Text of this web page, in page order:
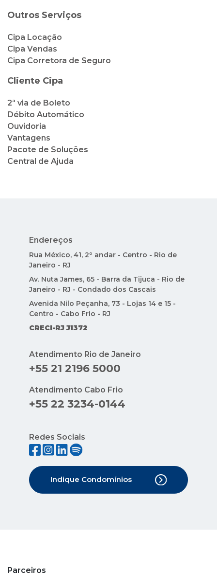
Outros Serviços
Cipa Locação
Cipa Vendas
Cipa Corretora de Seguro
Cliente Cipa
2ª via de Boleto
Débito Automático
Ouvidoria
Vantagens
Pacote de Soluções
Central de Ajuda
Endereços
Rua México, 41, 2º andar - Centro - Rio de
Janeiro - RJ
Av. Nuta James, 65 - Barra da Tijuca - Rio de
Janeiro - RJ - Condado dos Cascais
Avenida Nilo Peçanha, 73 - Lojas 14 e 15 -
Centro - Cabo Frio - RJ
CRECI-RJ J1372
Atendimento Rio de Janeiro
+55 21 2196 5000
Atendimento Cabo Frio
+55 22 3234-0144
Redes Sociais
Indique Condomínios
Parceiros